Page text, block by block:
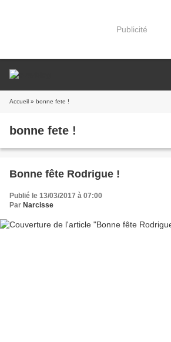
Publicité
Accueil » bonne fete !
bonne fete !
Bonne fête Rodrigue !
Publié le 13/03/2017 à 07:00
Par Narcisse